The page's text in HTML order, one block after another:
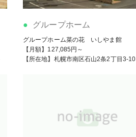
グループホーム
グループホーム菜の花 いしやま館
【月額】127,085円～
【所在地】札幌市南区石山2条2丁目3-10